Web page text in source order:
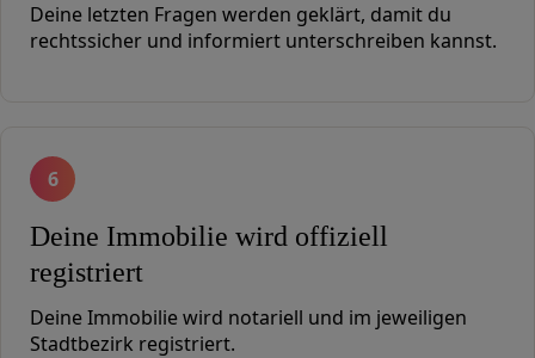
Deine letzten Fragen werden geklärt, damit du
rechtssicher und informiert unterschreiben kannst.
6
Deine Immobilie wird offiziell
registriert
Deine Immobilie wird notariell und im jeweiligen
Stadtbezirk registriert.